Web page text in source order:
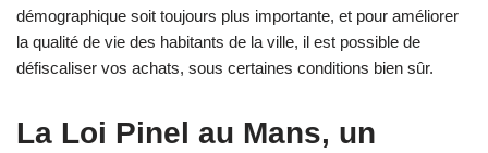
démographique soit toujours plus importante, et pour améliorer
la qualité de vie des habitants de la ville, il est possible de
défiscaliser vos achats, sous certaines conditions bien sûr.
La Loi Pinel au Mans, un